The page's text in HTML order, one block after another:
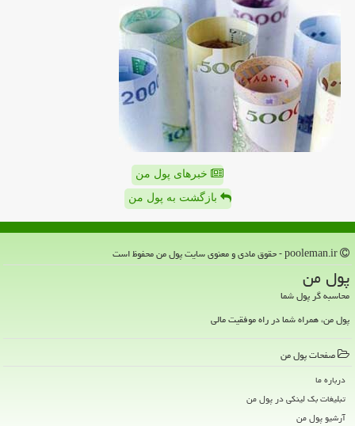
خبرهای پول من
بازگشت به پول من
پول من
محاسبه گر پول شما
پول من، همراه شما در راه موفقیت مالی
صفحات پول من
درباره ما
تبلیغات بک لینکی در پول من
آرشیو پول من